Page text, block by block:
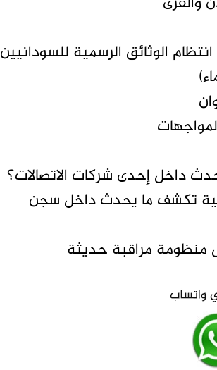
الوثائق الرسمية للسودانيين
داخل إحدى شركات الاتصالات؟
تكشف ما يحدث داخل سجن
منظومة مراقبة حديثة